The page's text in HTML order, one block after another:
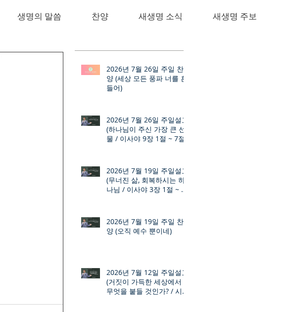
생명의 말씀 찬양 새생명 소식 새생명 주보
2026년 7월 26일 주일 찬
양 (세상 모든 풍파 너를 흔
들어)
2026년 7월 26일 주일설교
(하나님이 주신 가장 큰 선
물 / 이사야 9장 1절 ~ 7절)
2026년 7월 19일 주일설교
(무너진 삶, 회복하시는 하
나님 / 이사야 3장 1절 ~ 12
2026년 7월 19일 주일 찬
양 (오직 예수 뿐이네)
2026년 7월 12일 주일설교
(거짓이 가득한 세상에서
무엇을 붙들 것인가? / 시편